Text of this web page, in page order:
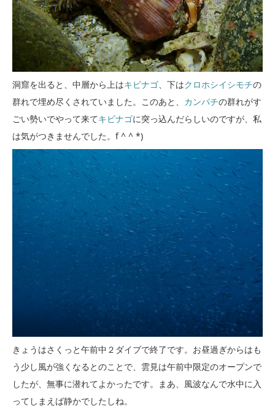
洞窟を出ると、中層から上はキビナゴ 、下はクロホシイシモチの
群れで埋め尽くされていました。このあと、 カンパチの群れがす
ごい勢いでやって来てキビナゴに突っ込んだらしいのですが、私
は気がつきませんでした。f ^ ^ *)
きょうはさくっと午前中２ダイブで終了です。お昼過ぎからはも
う少し風が強くなるとのことで、雲見は午前中限定のオープンで
したが、無事に潜れてよかったです。まあ、風波なんで水中に入
ってしまえば静かでしたしね。